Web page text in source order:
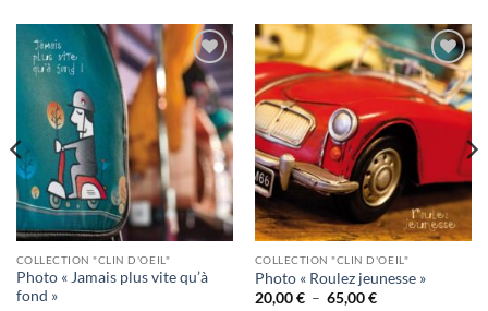
Ajouter
à la
wishlist
COLLECTION "CLIN D'OEIL"
Photo « Jamais plus vite qu’à
fond »
Ajouter
à la
wishlist
COLLECTION "CLIN D'OEIL"
Photo « Roulez jeunesse »
20,00€ – 65,00€Plage